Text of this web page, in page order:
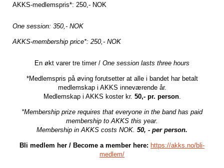
AKKS-medlemspris*: 250,- NOK
One session: 350,- NOK
AKKS-membership price*: 250,- NOK
En økt varer tre timer / One session lasts three hours
*Medlemspris på øving forutsetter at alle i bandet har betalt
medlemskap i AKKS inneværende år.
Medlemskap i AKKS koster kr. 50,- pr. person.
*Membership prize requires that everyone in the band has paid
membership to AKKS this year.
Membership in AKKS costs NOK. 50, - per person.
Bli medlem her / Become a member here: https://akks.no/bli-
medlem/